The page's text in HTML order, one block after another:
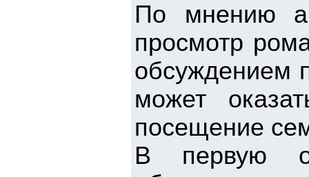
По мнению
просмотр
обсуждением
может
посещение
В первую